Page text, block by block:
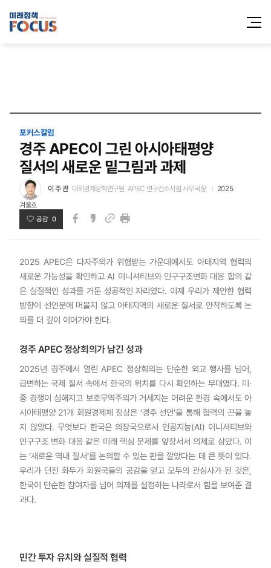
전체메
열기
포커스칼럼
경주 APEC이 그린 아시아태평양
질서의 새로운 밑그림과 과제
이 주 관 대외경제정책연구원 APEC 연구컨소시엄 사무국장
2025
겨울호
공감 0
2025 APEC은 다자주의가 위협받는 가운데에서도 아태지역 협력의
새로운 가능성을 확인하고 AI 이니셔티브와 인구구조변화 대응 합의 같
은 실질적인 성과를 거둔 성공적인 자리였다. 이제 우리가 제안한 협력
방향이 선언문에 머물지 않고 아태지역의 새로운 질서로 안착하도록 논
의를 더 깊이 이어가야 한다.
경주 APEC 정상회의가 남긴 성과
2025년 경주에서 열린 APEC 정상회의는 단순한 외교 행사를 넘어,
급변하는 국제 질서 속에서 한국의 위치를 다시 확인하는 무대였다. 미·
중 경쟁이 심해지고 보호무역주의가 거세지는 어려운 환경 속에서도 아
시아태평양 21개 회원경제체 정상은 ‘경주 선언’을 통해 협력의 끈을 놓
지 않았다. 무엇보다 한국은 의장국으로서 인공지능(AI) 이니셔티브와
인구구조 변화 대응 같은 미래 핵심 문제를 앞장서서 의제로 삼았다. 이
는 ‘새로운 역내 질서’를 논의할 수 있는 판을 깔았다는 데 큰 뜻이 있다.
우리가 던진 화두가 회원국들의 공감을 얻고 모두의 관심사가 된 것은,
한국이 단순한 참여자를 넘어 의제를 설정하는 나라로서 힘을 보여준 결
과다.
민간 투자 유치와 실질적 협력